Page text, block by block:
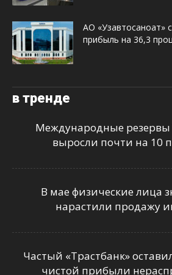
АО «Узавтосаноат»
прибыль на 36,3
в тренде
Международные резервы
выросли почти на 10
В мае физические лица
нарастили продажу
Частый «Трастбанк»
чистой прибыли